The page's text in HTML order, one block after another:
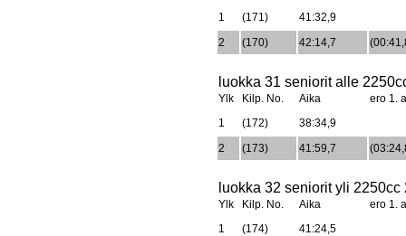
1
(171)
41:32,9
2
(170) 42:14,7
luokka 31 seniorit alle
Ylk Kilp. No. Aika
ero 1.
1
(172)
38:34,9
2
(173) 41:59,7
luokka 32 seniorit yli 2250cc
Ylk Kilp. No. Aika
ero 1.
1
(174) 41:24,5